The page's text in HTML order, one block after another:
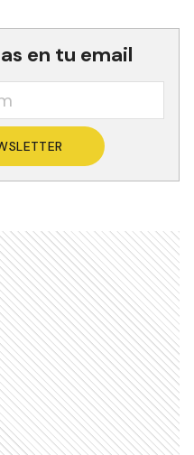
en tu email